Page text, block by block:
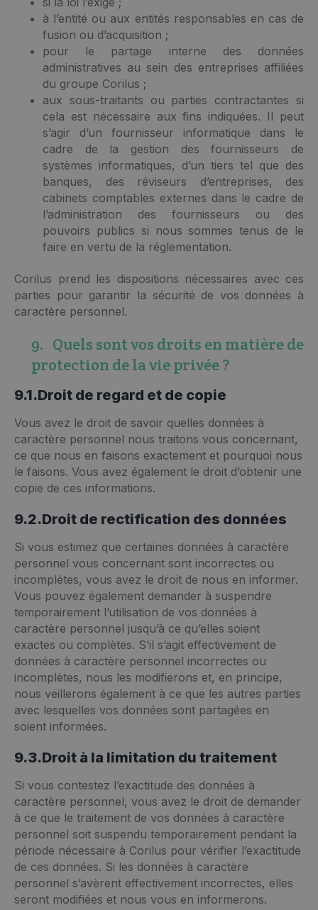
à l’entité ou aux entités responsables en cas de
fusion ou d’acquisition ;
pour le partage interne des données
administratives au sein des entreprises affiliées
du groupe Corilus ;
aux sous-traitants ou parties contractantes si
cela est nécessaire aux fins indiquées. Il peut
s’agir d’un fournisseur informatique dans le
cadre de la gestion des fournisseurs de
systèmes informatiques, d’un tiers tel que des
banques, des réviseurs d’entreprises, des
cabinets comptables externes dans le cadre de
l’administration des fournisseurs ou des
pouvoirs publics si nous sommes tenus de le
faire en vertu de la réglementation.
Corilus prend les dispositions nécessaires avec ces
parties pour garantir la sécurité de vos données à
caractère personnel.
9. Quels sont vos droits en matière de
protection de la vie privée ?
9.1.Droit de regard et de copie
Vous avez le droit de savoir quelles données à
caractère personnel nous traitons vous concernant,
ce que nous en faisons exactement et pourquoi nous
le faisons. Vous avez également le droit d’obtenir une
copie de ces informations.
9.2.Droit de rectification des données
Si vous estimez que certaines données à caractère
personnel vous concernant sont incorrectes ou
incomplètes, vous avez le droit de nous en informer.
Vous pouvez également demander à suspendre
temporairement l’utilisation de vos données à
caractère personnel jusqu’à ce qu’elles soient
exactes ou complètes. S’il s’agit effectivement de
données à caractère personnel incorrectes ou
incomplètes, nous les modifierons et, en principe,
nous veillerons également à ce que les autres parties
avec lesquelles vos données sont partagées en
soient informées.
9.3.Droit à la limitation du traitement
Si vous contestez l’exactitude des données à
caractère personnel, vous avez le droit de demander
à ce que le traitement de vos données à caractère
personnel soit suspendu temporairement pendant la
période nécessaire à Corilus pour vérifier l’exactitude
de ces données. Si les données à caractère
personnel s’avèrent effectivement incorrectes, elles
seront modifiées et nous vous en informerons.